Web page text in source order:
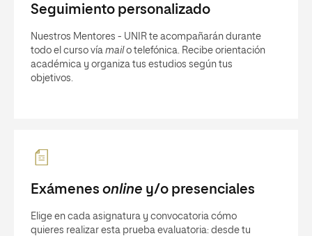
Seguimiento personalizado
Nuestros Mentores - UNIR te acompañarán durante
todo el curso vía mail o telefónica. Recibe orientación
académica y organiza tus estudios según tus
objetivos.
Exámenes online y/o presenciales
Elige en cada asignatura y convocatoria cómo
quieres realizar esta prueba evaluatoria: desde tu